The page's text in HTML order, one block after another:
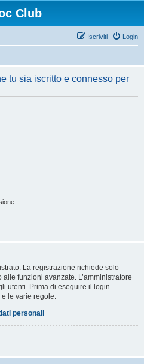
Club
Login
Iscriviti
tu sia iscritto e connesso per
La registrazione richiede solo
funzioni avanzate. L’amministratore
utenti. Prima di eseguire il login
le varie regole.
personali